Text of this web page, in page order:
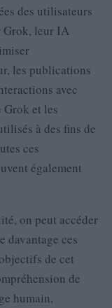
des utilisateurs
Grok, leur IA
les publications
avec
et les
à des fins de
ces
également
on peut accéder
davantage ces
de cet
de
humain,